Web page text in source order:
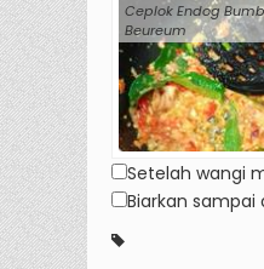
Ceplok Endog
Beureum
Setelah wangi
Biarkan